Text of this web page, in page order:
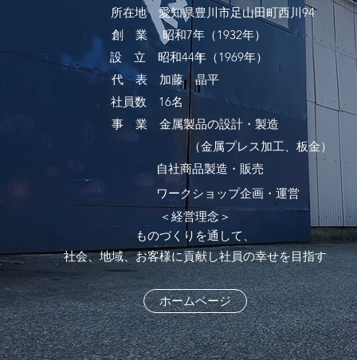
所在地 愛知県豊川市足山田町西川94
創 業 昭和7年（1932年）
設 立 昭和44年（1969年）
代 表 加藤 晶平
社員数 16名
事 業 金属製品の設計・製造
（金属プレス加工、板金）
​自社商品製造・販売
ワークショップ企画・運営
＜経営理念＞
ものづくりを通して、
社会、地域、お客様に貢献し社員の幸せを目指す
ホームページ